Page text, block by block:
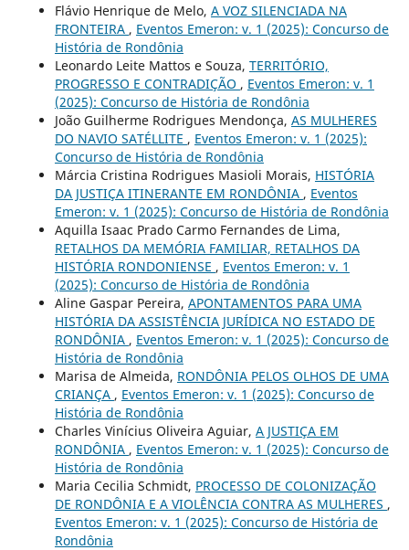
Flávio Henrique de Melo, A VOZ SILENCIADA NA
FRONTEIRA , Eventos Emeron: v. 1 (2025): Concurso de
História de Rondônia
Leonardo Leite Mattos e Souza, TERRITÓRIO,
PROGRESSO E CONTRADIÇÃO , Eventos Emeron: v. 1
(2025): Concurso de História de Rondônia
João Guilherme Rodrigues Mendonça, AS MULHERES
DO NAVIO SATÉLLITE , Eventos Emeron: v. 1 (2025):
Concurso de História de Rondônia
Márcia Cristina Rodrigues Masioli Morais, HISTÓRIA
DA JUSTIÇA ITINERANTE EM RONDÔNIA , Eventos
Emeron: v. 1 (2025): Concurso de História de Rondônia
Aquilla Isaac Prado Carmo Fernandes de Lima,
RETALHOS DA MEMÓRIA FAMILIAR, RETALHOS DA
HISTÓRIA RONDONIENSE , Eventos Emeron: v. 1
(2025): Concurso de História de Rondônia
Aline Gaspar Pereira, APONTAMENTOS PARA UMA
HISTÓRIA DA ASSISTÊNCIA JURÍDICA NO ESTADO DE
RONDÔNIA , Eventos Emeron: v. 1 (2025): Concurso de
História de Rondônia
Marisa de Almeida, RONDÔNIA PELOS OLHOS DE UMA
CRIANÇA , Eventos Emeron: v. 1 (2025): Concurso de
História de Rondônia
Charles Vinícius Oliveira Aguiar, A JUSTIÇA EM
RONDÔNIA , Eventos Emeron: v. 1 (2025): Concurso de
História de Rondônia
Maria Cecilia Schmidt, PROCESSO DE COLONIZAÇÃO
DE RONDÔNIA E A VIOLÊNCIA CONTRA AS MULHERES ,
Eventos Emeron: v. 1 (2025): Concurso de História de
Rondônia